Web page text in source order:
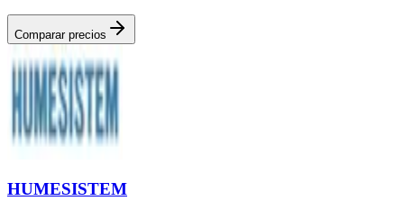
Comparar precios
HUMESISTEM